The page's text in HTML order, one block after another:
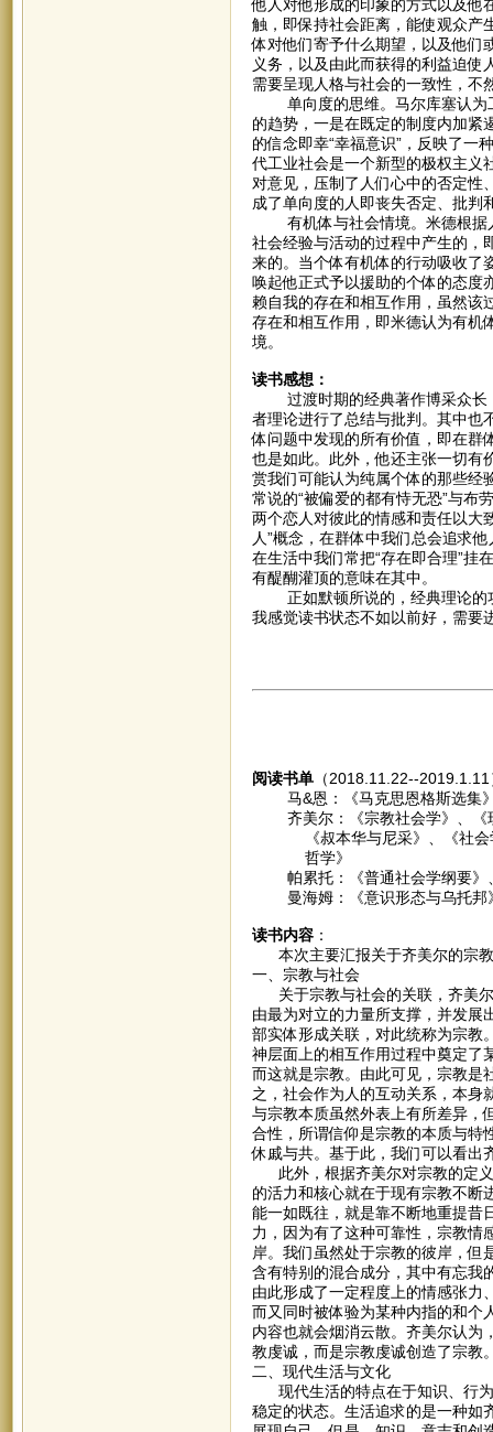
他人对他形成的印象的方式以及他
触，即保持社会距离，能使观众产
体对他们寄予什么期望，以及他们
义务，以及由此而获得的利益迫
需要呈现人格与社会的一致性，不
单向度的思维。马尔库塞认为工
的趋势，一是在既定的制度内加紧
的信念即幸“幸福意识”，反映了一
代工业社会是一个新型的极权主义
对意见，压制了人们心中的否定性
成了单向度的人即丧失否定、批判
有机体与社会情境。米德根据人
社会经验与活动的过程中产生的，
来的。当个体有机体的行动吸收了
唤起他正式予以援助的个体的态度
赖自我的存在和相互作用，虽然该
存在和相互作用，即米德认为有机
境。
读书感想：
过渡时期的经典著作博采众长，
者理论进行了总结与批判。其中也
体问题中发现的所有价值，即在群
也是如此。此外，他还主张一切有
赏我们可能认为纯属个体的那些经
常说的“被偏爱的都有恃无恐”与布
两个恋人对彼此的情感和责任以大
人”概念，在群体中我们总会追求
在生活中我们常把“存在即合理”挂
有醍醐灌顶的意味在其中。
正如默顿所说的，经典理论的功
我感觉读书状态不如以前好，需要
阅读书单（2018.11.22--2019.1.11
马&恩：《马克思恩格斯选集
齐美尔：《宗教社会学》、《现
《叔本华与尼采》、《社会学
哲学》
帕累托：《普通社会学纲要》
曼海姆：《意识形态与乌托邦
读书内容：
本次主要汇报关于齐美尔的宗教
一、宗教与社会
关于宗教与社会的关联，齐美尔
由最为对立的力量所支撑，并发展
部实体形成关联，对此统称为宗教
神层面上的相互作用过程中奠定了
而这就是宗教。由此可见，宗教是
之，社会作为人的互动关系，本身
与宗教本质虽然外表上有所差异，
合性，所谓信仰是宗教的本质与特
休戚与共。基于此，我们可以看
此外，根据齐美尔对宗教的定义
的活力和核心就在于现有宗教不断
能一如既往，就是靠不断地重提昔
力，因为有了这种可靠性，宗教情
岸。我们虽然处于宗教的彼岸，但
含有特别的混合成分，其中有忘我
由此形成了一定程度上的情感张力
而又同时被体验为某种内指的和个
内容也就会烟消云散。齐美尔认为
教虔诚，而是宗教虔诚创造了宗教
二、现代生活与文化
现代生活的特点在于知识、行为
稳定的状态。生活追求的是一种如